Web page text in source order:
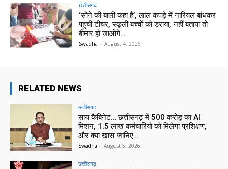
छत्तीसगढ़
‘सोने की बाली कहां है’, लाल कपड़े में नारियल बांधकर
पहुंची टीचर, स्कूली बच्चों को डराया, नहीं बताया तो
बीमार हो जाओगे…
Swadha - August 4, 2026
RELATED NEWS
छत्तीसगढ़
साय कैबिनेट… छत्तीसगढ़ में 500 करोड़ का AI
मिशन, 1.5 लाख कर्मचारियों को मिलेगा प्रशिक्षण,
और क्या खास जानिए…
Swadha - August 5, 2026
छत्तीसगढ़